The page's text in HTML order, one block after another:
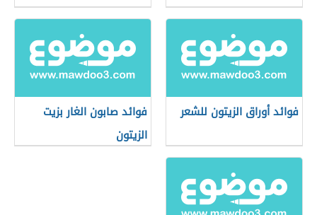
فوائد أوراق الزيتون للشعر
فوائد صابون الغار بزيت
الزيتون